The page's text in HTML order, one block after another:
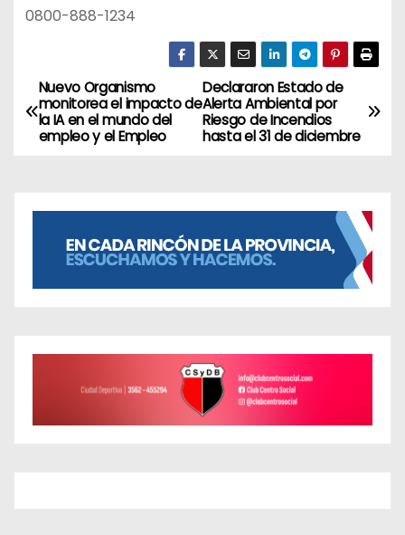
0800-888-1234
N
a
e
a
Declararon Estado de
Alerta Ambiental por
Riesgo de Incendios
hasta el 31 de diciembre
Nuevo Organismo
monitorea el impacto de
la IA en el mundo del
empleo y el Empleo